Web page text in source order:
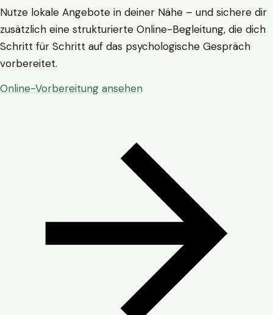
Nutze lokale Angebote in deiner Nähe – und sichere dir
zusätzlich eine strukturierte Online-Begleitung, die dich
Schritt für Schritt auf das psychologische Gespräch
vorbereitet.
Online-Vorbereitung ansehen